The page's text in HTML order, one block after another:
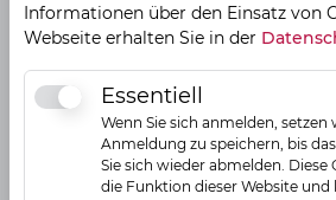
Brückenstraße 15
Aktuelles
Informationen über den Einsatz von
Webseite erhalten Sie in der
EssentiellEssentiell
Wenn Sie sich anmelden,
Anmeldung zu speichern, bis
Sie sich wieder abmelden.
die Funktion dieser Website